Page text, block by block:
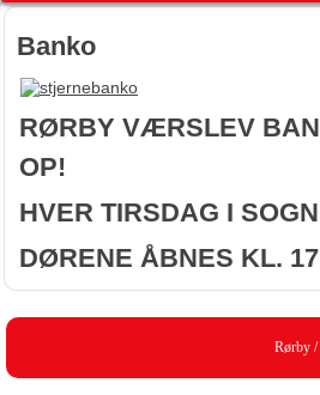
Banko
RØRBY VÆRSLEV
OP!
HVER TIRSDAG I
DØRENE ÅBNES KL.
Rørby